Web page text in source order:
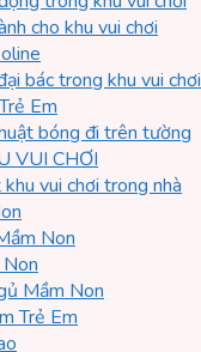
cho khu vui chơi
bác trong khu vui chơi
Em
bóng đi trên tường
VUI CHƠI
vui chơi trong nhà
Non
Mầm Non
Trẻ Em